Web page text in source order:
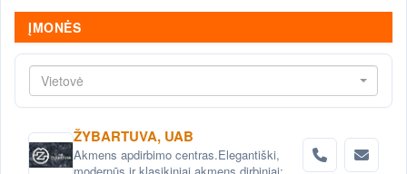
ĮMONĖS
Vietovė
ŽYBARTUVA, UAB
Akmens apdirbimo centras.Elegantiški,